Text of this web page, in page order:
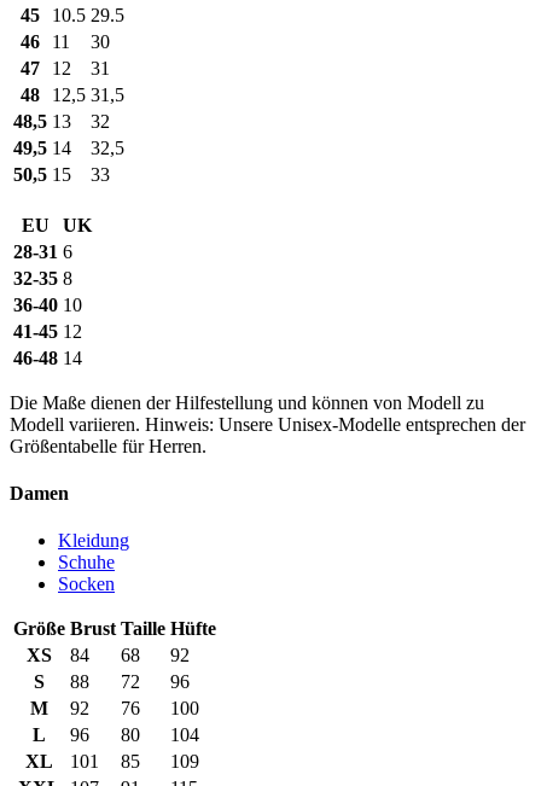
45
10.5 29.5
46
11
30
47
12
31
48
12,5 31,5
48,5 13
32
49,5 14
32,5
50,5 15 33
EU
UK
28-31 6
32-35 8
36-40 10
41-45 12
46-48 14
Die Maße dienen der Hilfestellung und können von Modell zu
Modell variieren. Hinweis: Unsere Unisex-Modelle entsprechen der
Größentabelle für Herren.
Damen
Kleidung
Schuhe
Socken
Größe Brust Taille Hüfte
XS
84 68
92
S
88 72
96
M
92 76
100
L
96 80
104
XL
101 85
109